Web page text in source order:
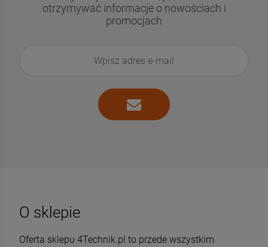
otrzymywać informacje o nowościach i
promocjach
O sklepie
Oferta sklepu 4Technik.pl to przede wszystkim